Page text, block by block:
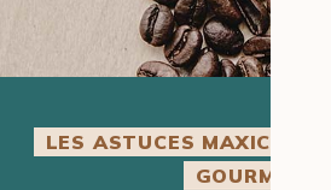
LES ASTUCES